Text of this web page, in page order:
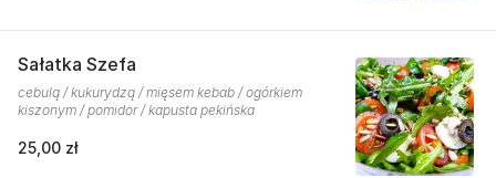
Sałatka Szefa
cebulą / kukurydzą / mięsem kebab / ogórkiem
kiszonym / pomidor / kapusta pekińska
25,00 zł